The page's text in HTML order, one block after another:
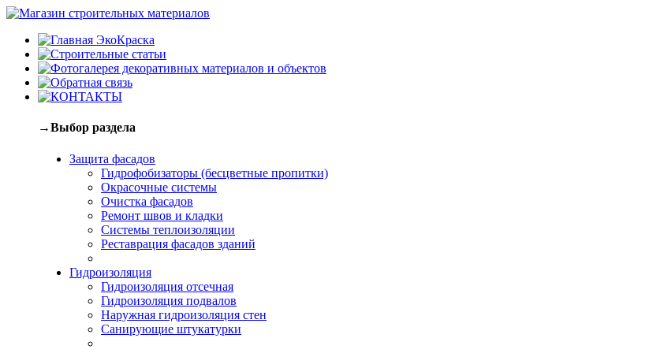
→Выбор раздела
Защита фасадов
Гидрофобизаторы (бесцветные пропитки)
Окрасочные системы
Очистка фасадов
Ремонт швов и кладки
Системы теплоизоляции
Реставрация фасадов зданий
Гидроизоляция
Гидроизоляция отсечная
Гидроизоляция подвалов
Наружная гидроизоляция стен
Санирующие штукатурки